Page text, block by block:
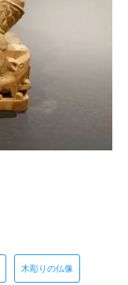
木彫りの仏像